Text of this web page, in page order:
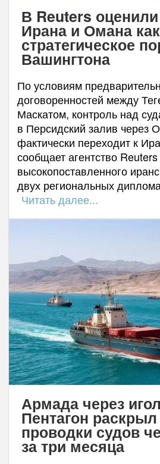
В Reuters
Ирана и Омана как
стратегическое
Вашингтона
По условиям
договоренностей между
Маскатом, контроль над
в Персидский залив через
фактически переходит к
сообщает агентство
высокопоставленного
двух региональных
Читать далее...
Армада через
Пентагон
проводки судов
за три месяца